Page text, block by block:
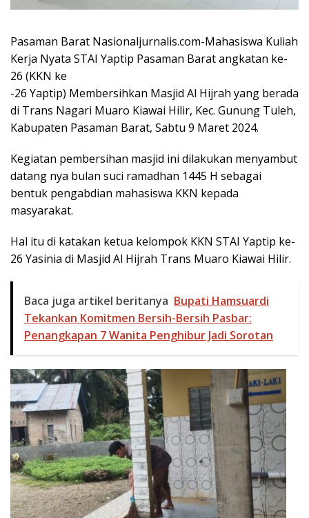
Pasaman Barat Nasionaljurnalis.com-Mahasiswa Kuliah
Kerja Nyata STAI Yaptip Pasaman Barat angkatan ke-
26 (KKN ke
-26 Yaptip) Membersihkan Masjid Al Hijrah yang berada
di Trans Nagari Muaro Kiawai Hilir, Kec. Gunung Tuleh,
Kabupaten Pasaman Barat, Sabtu 9 Maret 2024.
Kegiatan pembersihan masjid ini dilakukan menyambut
datang nya bulan suci ramadhan 1445 H sebagai
bentuk pengabdian mahasiswa KKN kepada
masyarakat.
Hal itu di katakan ketua kelompok KKN STAI Yaptip ke-
26 Yasinia di Masjid Al Hijrah Trans Muaro Kiawai Hilir.
Baca juga artikel beritanya Bupati Hamsuardi
Tekankan Komitmen Bersih-Bersih Pasbar:
Penangkapan 7 Wanita Penghibur Jadi Sorotan